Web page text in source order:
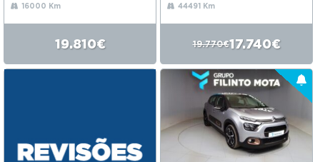
16000 Km
19.810€
44491 Km
19.770€17.740€